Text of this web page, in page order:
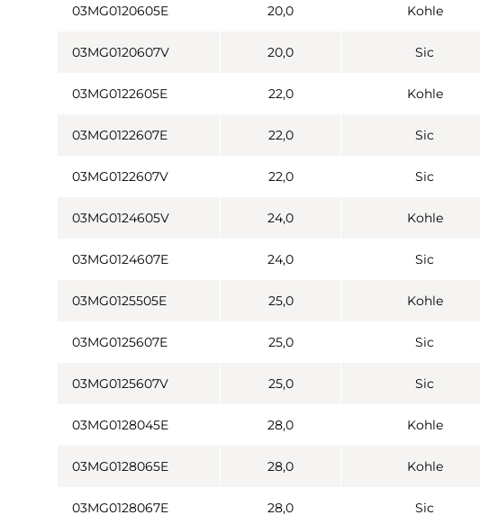
03MG0120605E 20,0 Kohle
03MG0120607V 20,0 Sic
03MG0122605E 22,0 Kohle
03MG0122607E 22,0 Sic
03MG0122607V 22,0 Sic
03MG0124605V 24,0 Kohle
03MG0124607E 24,0 Sic
03MG0125505E 25,0 Kohle
03MG0125607E 25,0 Sic
03MG0125607V 25,0 Sic
03MG0128045E 28,0 Kohle
03MG0128065E 28,0 Kohle
03MG0128067E 28,0 Sic